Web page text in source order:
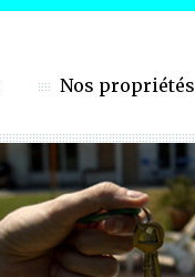
Nos propriétés